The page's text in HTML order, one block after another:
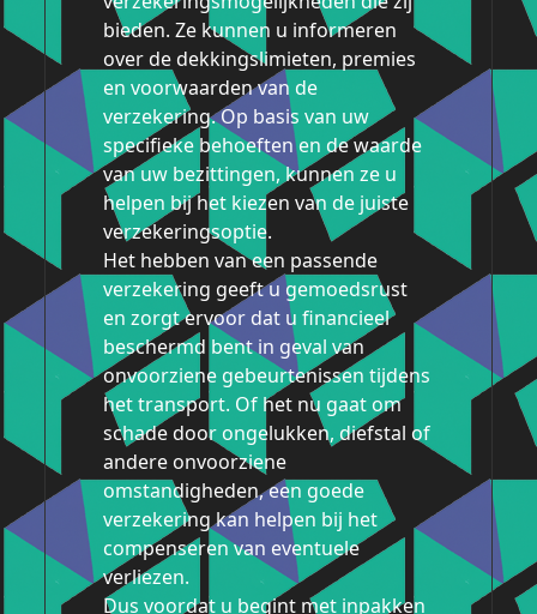
bieden. Ze kunnen u informeren
over de dekkingslimieten, premies
en voorwaarden van de
verzekering. Op basis van uw
specifieke behoeften en de waarde
van uw bezittingen, kunnen ze u
helpen bij het kiezen van de juiste
verzekeringsoptie.
Het hebben van een passende
verzekering geeft u gemoedsrust
en zorgt ervoor dat u financieel
beschermd bent in geval van
onvoorziene gebeurtenissen tijdens
het transport. Of het nu gaat om
schade door ongelukken, diefstal of
andere onvoorziene
omstandigheden, een goede
verzekering kan helpen bij het
compenseren van eventuele
verliezen.
Dus voordat u begint met inpakken